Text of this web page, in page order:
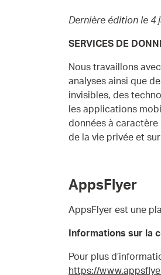
Dernière édition le 4
SERVICES DE
Nous travaillons
analyses ainsi que
invisibles, des
les applications
données à caractère
de la vie privée et
AppsFlyer
AppsFlyer est une
Informations sur la
Pour plus
https://